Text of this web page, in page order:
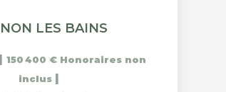
LES BAINS
| 150 400 € Honoraires non
inclus |